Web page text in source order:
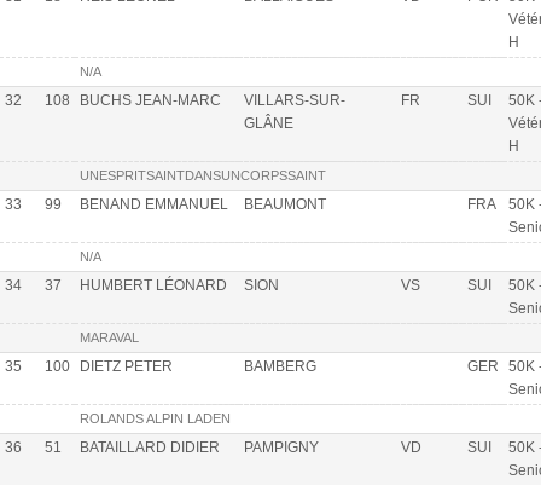
H
N/A
32 108 BUCHS JEAN-MARC
VILLARS-SUR-
GLÂNE
FR SUI
50K
H
UNESPRITSAINTDANSUNCORPSSAINT
33 99 BENAND EMMANUEL BEAUMONT FRA
50K
N/A
34 37 HUMBERT LÉONARD SION VS SUI
50K
MARAVAL
35 100 DIETZ PETER BAMBERG GER
50K
ROLANDS ALPIN LADEN
36 51 BATAILLARD DIDIER PAMPIGNY VD SUI
50K